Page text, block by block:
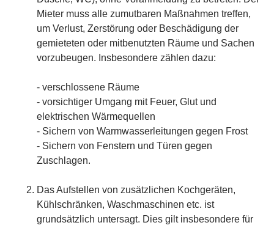
Mieter muss alle zumutbaren Maßnahmen treffen,
um Verlust, Zerstörung oder Beschädigung der
gemieteten oder mitbenutzten Räume und Sachen
vorzubeugen. Insbesondere zählen dazu:
- verschlossene Räume
- vorsichtiger Umgang mit Feuer, Glut und
elektrischen Wärmequellen
- Sichern von Warmwasserleitungen gegen Frost
- Sichern von Fenstern und Türen gegen
Zuschlagen.
Das Aufstellen von zusätzlichen Kochgeräten,
Kühlschränken, Waschmaschinen etc. ist
grundsätzlich untersagt. Dies gilt insbesondere für